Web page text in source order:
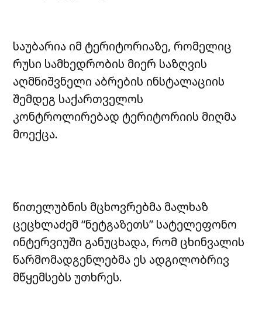
საუბარია იმ ტერიტორიაზე, რომელიც
რუსი სამხედრობის მიერ საზღვის
აღმნიშვნელი აბრების ინსტალაციის
შემდეგ საქართველოს
კონტროლირებად ტერიტორიის მიღმა
მოექცა.
წითელუბნის მცხოვრებმა მალხაზ
ცეცხლაძემ “ნეტგაზეთს” სატელეფონო
ინტერვიუში განუცხადა, რომ ცხინვალის
წარმომადგენლებმა ეს ადგილობრივ
მწყემსებს უთხრეს.